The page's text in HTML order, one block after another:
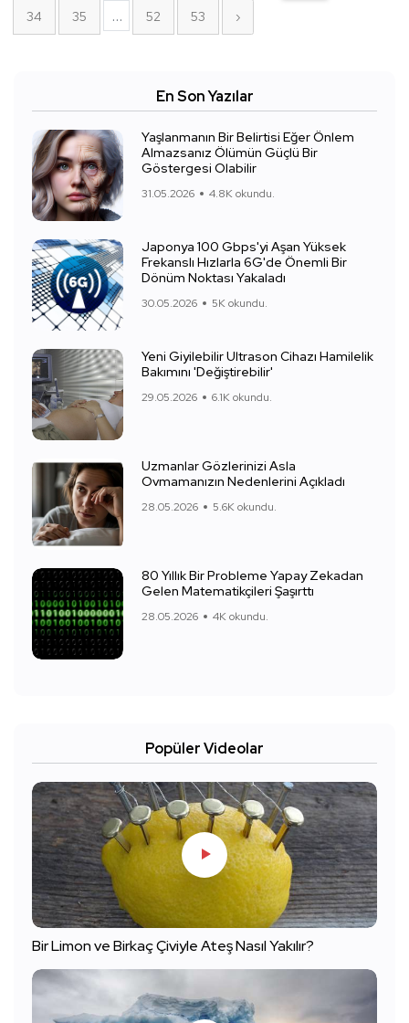
34 35 ... 52 53 ›
En Son Yazılar
Yaşlanmanın Bir Belirtisi Eğer Önlem
Almazsanız Ölümün Güçlü Bir
Göstergesi Olabilir
31.05.2026 4.8K okundu.
Japonya 100 Gbps'yi Aşan Yüksek
Frekanslı Hızlarla 6G'de Önemli Bir
Dönüm Noktası Yakaladı
30.05.2026 5K okundu.
Yeni Giyilebilir Ultrason Cihazı Hamilelik
Bakımını 'Değiştirebilir'
29.05.2026 6.1K okundu.
Uzmanlar Gözlerinizi Asla
Ovmamanızın Nedenlerini Açıkladı
28.05.2026 5.6K okundu.
80 Yıllık Bir Probleme Yapay Zekadan
Gelen Matematikçileri Şaşırttı
28.05.2026 4K okundu.
Popüler Videolar
Bir Limon ve Birkaç Çiviyle Ateş Nasıl Yakılır?